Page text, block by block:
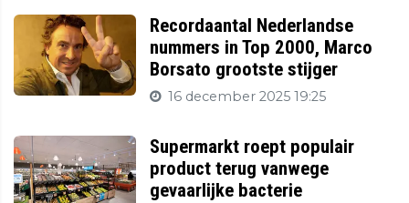
Recordaantal Nederlandse
nummers in Top 2000, Marco
Borsato grootste stijger
16 december 2025 19:25
Supermarkt roept populair
product terug vanwege
gevaarlijke bacterie